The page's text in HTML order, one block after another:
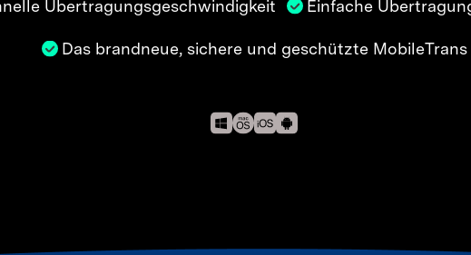
Übertragungsgeschwindigkeit Einfache
Das brandneue, sichere und geschützte MobileTrans